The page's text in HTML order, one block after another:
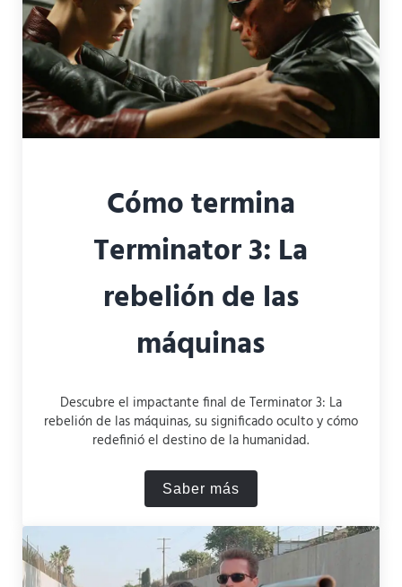
Cómo termina
Terminator 3: La
rebelión de las
máquinas
Descubre el impactante final de Terminator 3: La
rebelión de las máquinas, su significado oculto y cómo
redefinió el destino de la humanidad.
Saber másCómo termina Terminator